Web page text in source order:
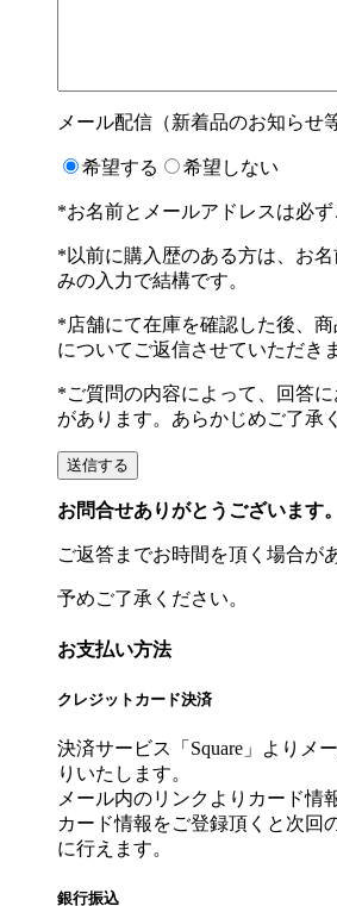
メール配信（新着品のお知らせ等
希望する 希望しない
*お名前とメールアドレスは必ず
*以前に購入歴のある方は、お
みの入力で結構です。
*店舗にて在庫を確認した後、
についてご返信させていただき
*ご質問の内容によって、回答
があります。あらかじめご了承
お問合せありがとうございます。
ご返答までお時間を頂く場合が
予めご了承ください。
お支払い方法
クレジットカード決済
決済サービス「Square」よりメ
りいたします。
メール内のリンクよりカード情
カード情報をご登録頂くと次回
に行えます。
銀行振込